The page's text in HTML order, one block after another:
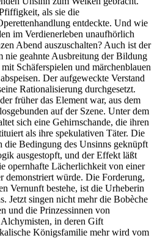
als sie die
entdeckte. Und wie
im Verdienerleben unaufhörlich
Abend auszuschalten? Auch ist der
nie geahnte Ausbreitung der Bildung
Schäferspielen und märchenblauen
Der aufgeweckte Verstand
Rationalisierung durchgesetzt.
früher das Element war, aus dem
auf der Szene. Unter dem
sich eine Gehirnschande, die ihren
als ihre spekulativen Täter. Die
die Bedingung des Unsinns geknüpft
ausgestopft, und der Effekt läßt
opernhafte Lächerlichkeit von einer
demonstriert würde. Die Forderung,
Vernunft bestehe, ist die Urheberin
Jetzt singen nicht mehr die Bobèche
und die Prinzessinnen von
in deren Gift
Königsfamilie mehr wird vom